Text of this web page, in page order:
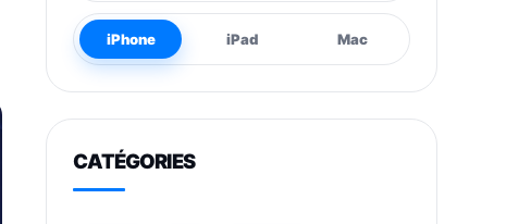
iPhone iPad Mac
CATÉGORIES